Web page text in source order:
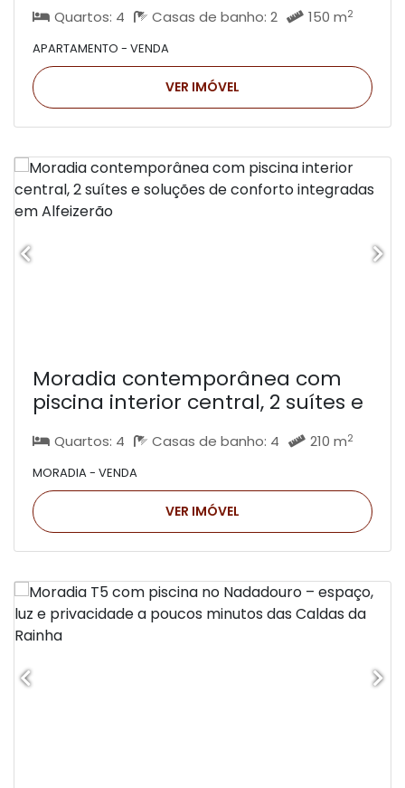
Quartos: 4 Casas de banho: 2 150 m2
APARTAMENTO - VENDA
VER IMÓVEL
Moradia contemporânea com
piscina interior central, 2 suítes e
em Alfeizerão
Quartos: 4 Casas de banho: 4 210 m2
MORADIA - VENDA
VER IMÓVEL